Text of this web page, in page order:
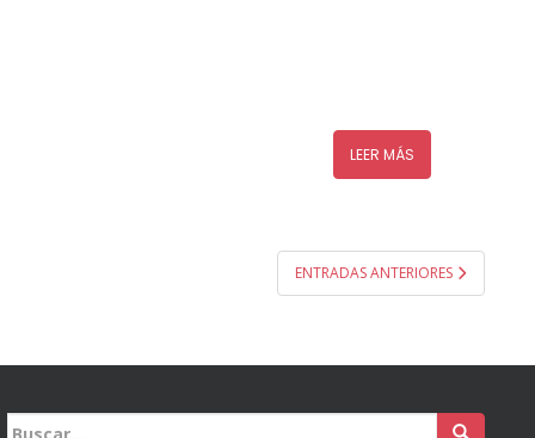
LEER MÁS
ENTRADAS ANTERIORES
Buscar: